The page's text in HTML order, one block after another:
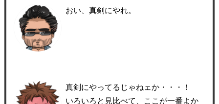
おい、真剣にやれ。
真剣にやってるじゃねェか・・・！
いろいろと見比べて、ここが一番よか